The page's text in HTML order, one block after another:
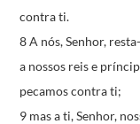
contra ti.
8 A nós, Senhor,
a nossos reis e
pecamos contra ti;
9 mas a ti, Senhor,